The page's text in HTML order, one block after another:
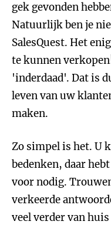
gek gevonden
Natuurlijk ben je
SalesQuest. Het
te kunnen
'inderdaad'. Dat is
leven van uw
maken.
Zo simpel is het. U
bedenken, daar
voor nodig.
verkeerde
veel verder van